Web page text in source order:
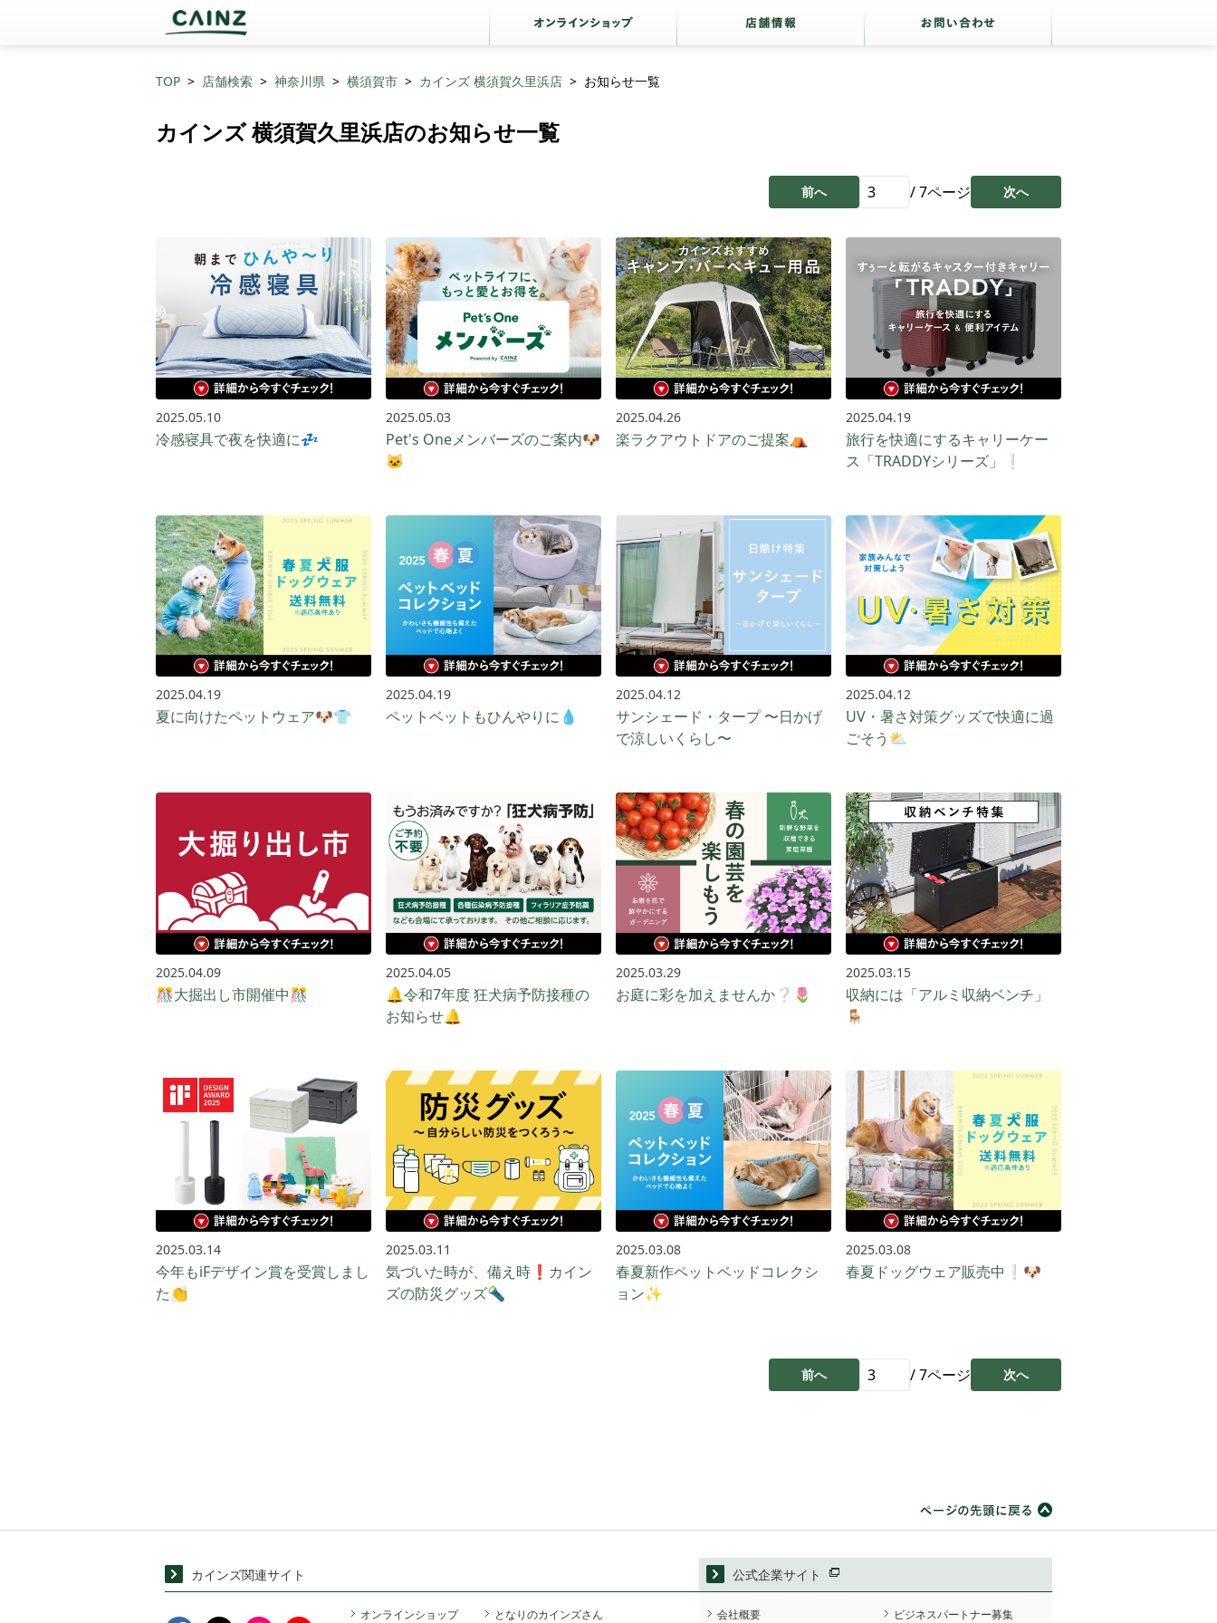
TOP 店舗検索 神奈川県 横須賀市 カインズ 横須賀久里浜店 お知らせ一覧
カインズ 横須賀久里浜店のお知らせ一覧
前へ /7ページ 次へ
2025.05.10
冷感寝具で夜を快適に💤
2025.05.03
Pet's Oneメンバーズのご案内🐶
🐱
2025.04.26
楽ラクアウトドアのご提案⛺
2025.04.19
旅行を快適にするキャリーケー
ス「TRADDYシリーズ」❕
2025.04.19
夏に向けたペットウェア🐶👕
2025.04.19
ペットベットもひんやりに💧
2025.04.12
サンシェード・タープ 〜日かげ
で涼しいくらし〜
2025.04.12
UV・暑さ対策グッズで快適に過
ごそう⛅
2025.04.09
🎊大掘出し市開催中🎊
2025.04.05
🔔令和7年度 狂犬病予防接種の
お知らせ🔔
2025.03.29
お庭に彩を加えませんか❔🌷
2025.03.15
収納には「アルミ収納ベンチ」
🪑
2025.03.14
今年もiFデザイン賞を受賞しまし
た👏
2025.03.11
気づいた時が、備え時❗カイン
ズの防災グッズ🔦
2025.03.08
春夏新作ペットベッドコレクシ
ョン✨
2025.03.08
春夏ドッグウェア販売中❕🐶
前へ /7ページ 次へ
カインズ関連サイト
オンラインショップ となりのカインズさん
公式企業サイト
会社概要 ビジネスパートナー募集